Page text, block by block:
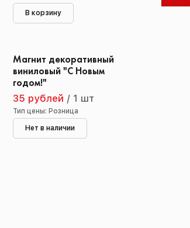
В корзину
Магнит декоративный
виниловый "С Новым
годом!"
35 рублей / 1 шт
Тип цены: Розница
Нет в наличии